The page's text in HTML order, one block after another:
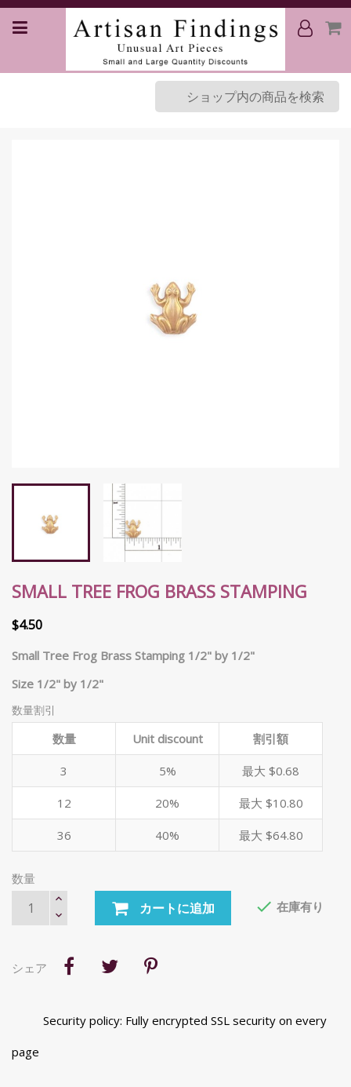
SMALL TREE FROG BRASS STAMPING
$4.50
Small Tree Frog Brass Stamping 1/2" by 1/2"
Size 1/2" by 1/2"
数量割引
数量 Unit discount 割引額
3 5% 最大 $0.68
12 20% 最大 $10.80
36 40% 最大 $64.80
数量
カートに追加  在庫有り
シェア
Security policy: Fully encrypted SSL security on every
page